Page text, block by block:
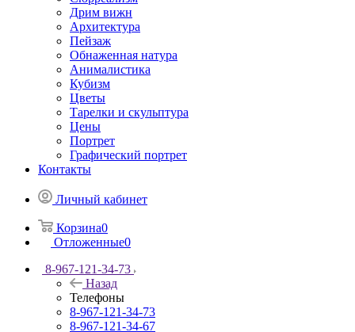
Дрим вижн
Архитектура
Пейзаж
Обнаженная натура
Анималистика
Кубизм
Цветы
Тарелки и скульптура
Цены
Портрет
Графический портрет
Контакты
Личный кабинет
Корзина0
Отложенные0
8-967-121-34-73
Назад
Телефоны
8-967-121-34-73
8-967-121-34-67